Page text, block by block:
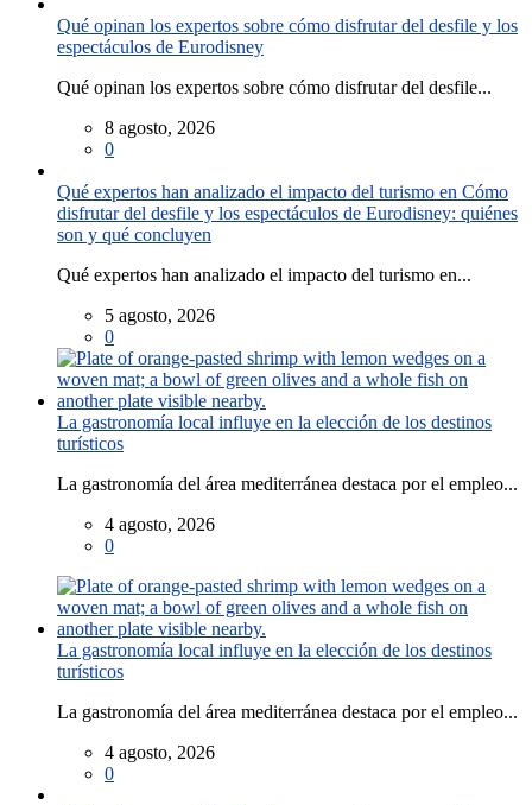
Qué opinan los expertos sobre cómo disfrutar del desfile y los
espectáculos de Eurodisney
Qué opinan los expertos sobre cómo disfrutar del desfile...
8 agosto, 2026
0
Qué expertos han analizado el impacto del turismo en Cómo
disfrutar del desfile y los espectáculos de Eurodisney: quiénes
son y qué concluyen
Qué expertos han analizado el impacto del turismo en...
5 agosto, 2026
0
La gastronomía local influye en la elección de los destinos
turísticos
La gastronomía del área mediterránea destaca por el empleo...
4 agosto, 2026
0
La gastronomía local influye en la elección de los destinos
turísticos
La gastronomía del área mediterránea destaca por el empleo...
4 agosto, 2026
0